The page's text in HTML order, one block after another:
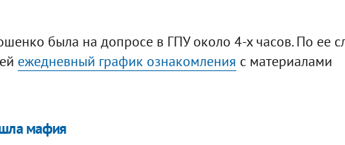
была на допросе в ГПУ около 4-х часов. По ее
ежедневный график ознакомления с материалами
мафия